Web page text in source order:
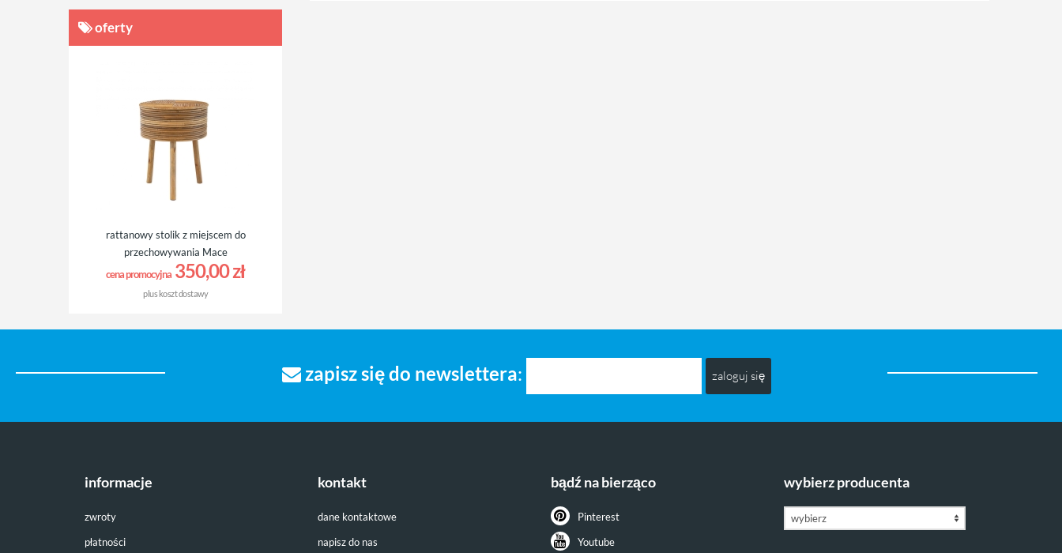
oferty
rattanowy stolik z miejscem do
przechowywania Mace
cena promocyjna 350,00 zł
pluskoszt dostawy
zapisz się do newslettera: zaloguj się
informacje
zwroty
płatności
kontakt
dane kontaktowe
napisz do nas
bądź na bierząco
Pinterest
Youtube
wybierz producenta